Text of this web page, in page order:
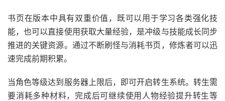
书页在版本中具有双重价值，既可以用于学习各类强化技
能，也可以直接使用获取大量经验，是冲级与技能成长同步
推进的关键资源。通过不断刷怪与消耗书页，修炼者可以迅
速完成前期积累。
当角色等级达到服务器上限后，即可开启转生系统。转生需
要消耗多种材料，完成后可继续使用人物经验提升转生等